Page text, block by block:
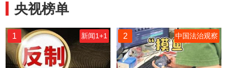
央视榜单
1 新闻1+1 2 中国法治观察